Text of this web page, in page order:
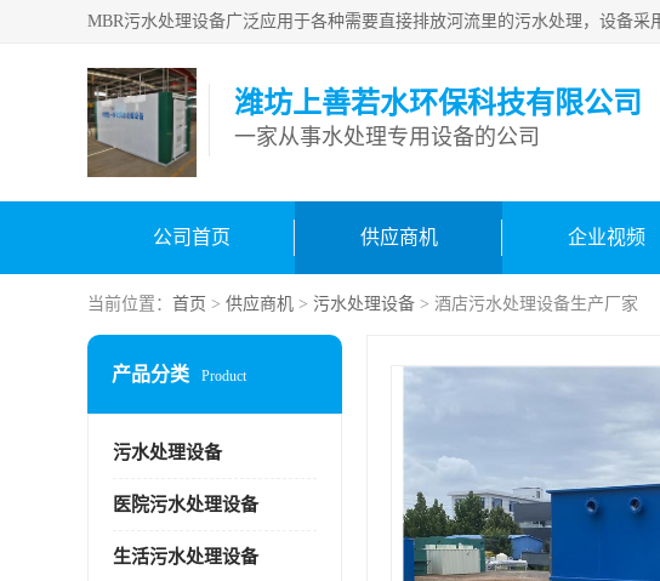
潍坊上善若水环保科技有限公司
一家从事水处理专用设备的公司
公司首页 供应商机 企业视频
当前位置： 首页 > 供应商机 > 污水处理设备 > 酒店污水处理设备生产厂家
产品分类 Product
污水处理设备
医院污水处理设备
生活污水处理设备